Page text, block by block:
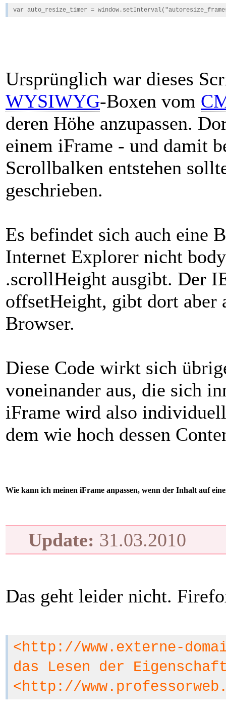
var auto_resize_timer =
Ursprünglich war dieses
WYSIWYG-Boxen vom
deren Höhe anzupassen.
einem iFrame - und damit
Scrollbalken entstehen
geschrieben.
Es befindet sich auch eine
Internet Explorer nicht
.scrollHeight ausgibt. Der
offsetHeight, gibt dort aber
Browser.
Diese Code wirkt sich
voneinander aus, die sich
iFrame wird also
dem wie hoch dessen
Wie kann ich meinen iFrame anpassen, wenn der Inhalt auf
Update: 31.03.2010
Das geht leider nicht.
<http://www.externe-
das Lesen der
<http://